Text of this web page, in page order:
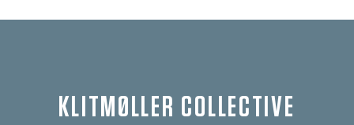
KLITMØLLER COLLECTIVE